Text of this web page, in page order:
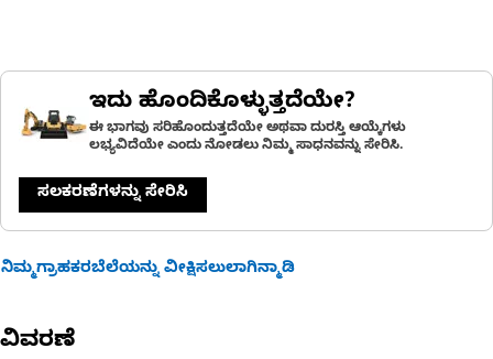
ಇದು ಹೊಂದಿಕೊಳ್ಳುತ್ತದೆಯೇ?
ಈ ಭಾಗವು ಸರಿಹೊಂದುತ್ತದೆಯೇ ಅಥವಾ ದುರಸ್ತಿ ಆಯ್ಕೆಗಳು
ಲಭ್ಯವಿದೆಯೇ ಎಂದು ನೋಡಲು ನಿಮ್ಮ ಸಾಧನವನ್ನು ಸೇರಿಸಿ.
ಸಲಕರಣೆಗಳನ್ನು ಸೇರಿಸಿ
ನಿಮ್ಮಗ್ರಾಹಕರಬೆಲೆಯನ್ನು ವೀಕ್ಷಿಸಲುಲಾಗಿನ್ಮಾಡಿ
ವಿವರಣೆ